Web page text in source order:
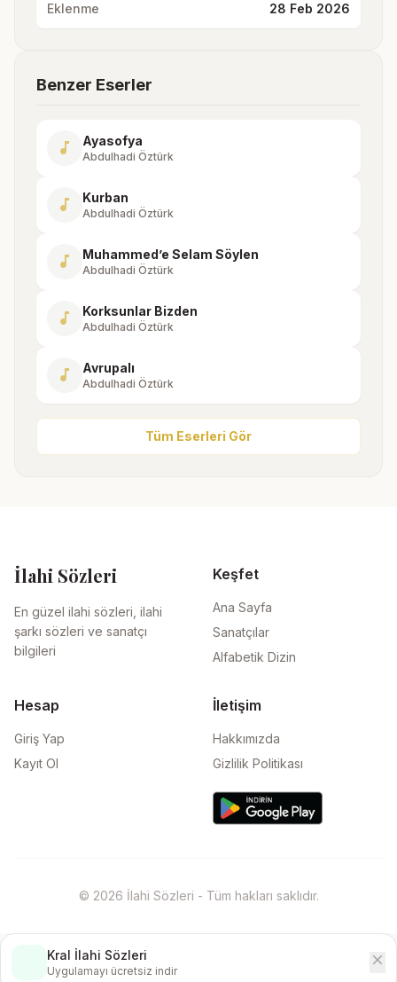
Eklenme 28 Feb 2026
Benzer Eserler
music_note Ayasofya
Abdulhadi Öztürk
music_note Kurban
Abdulhadi Öztürk
music_note Muhammed’e Selam Söylen
Abdulhadi Öztürk
music_note Korksunlar Bizden
Abdulhadi Öztürk
music_note Avrupalı
Abdulhadi Öztürk
Tüm Eserleri Gör
İlahi Sözleri
En güzel ilahi sözleri, ilahi
şarkı sözleri ve sanatçı
bilgileri
Keşfet
Ana Sayfa
Sanatçılar
Alfabetik Dizin
Hesap
Giriş Yap
Kayıt Ol
İletişim
Hakkımızda
Gizlilik Politikası
© 2026 İlahi Sözleri - Tüm hakları saklıdır.
Kral İlahi Sözleri
Uygulamayı ücretsiz indir
close